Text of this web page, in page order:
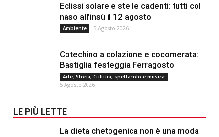
Eclissi solare e stelle cadenti: tutti col
naso all’insù il 12 agosto
Ambiente 5 Agosto 2026
Cotechino a colazione e cocomerata:
Bastiglia festeggia Ferragosto
Arte, Storia, Cultura, spettacolo e musica
5 Agosto 2026
LE PIÙ LETTE
La dieta chetogenica non è una moda